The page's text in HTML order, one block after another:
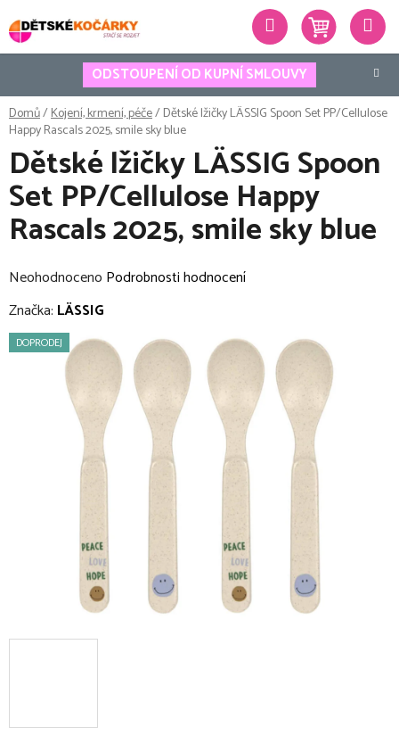
na
obsah
ODSTOUPENÍ OD KUPNÍ SMLOUVY
Hledat
Domů/Kojení, krmení, péče/Dětské lžičky LÄSSIG Spoon Set PP/Cellulose
Happy Rascals 2025, smile sky blue
Dětské lžičky LÄSSIG Spoon
Set PP/Cellulose Happy
Rascals 2025, smile sky blue
Průměrné
hodnocení
je
Neohodnoceno Podrobnosti hodnocení
Značka: LÄSSIG
DOPRODEJ